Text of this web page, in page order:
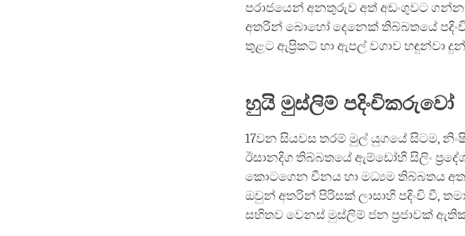
පරාජයෙන් අනතුරුව අත් අඩංගුවට
අතරින් බොහෝ දෙනෙක් තිබ්බතයේ පදිංචි
තුළට ඇප්‍රිකට් හා ඇපල් වගාව හඳුන්වා
හුයි මුස්ලිම් පදිංචිකරුවෝ
17වන සියවස තරම් මුල් යුගයේ සිටම,
ඊසානදිග තිබ්බතයේ ඇම්ඩෝහි සිලිං
කොටගෙන චීනය හා මධ්‍යම තිබ්බතය
ඔවුන් අතරින් පිරිසක් ලාසාහි පදිංචි වී,
සහිතව වෙනස් මුස්ලිම් ජන ප්‍රජාවක්